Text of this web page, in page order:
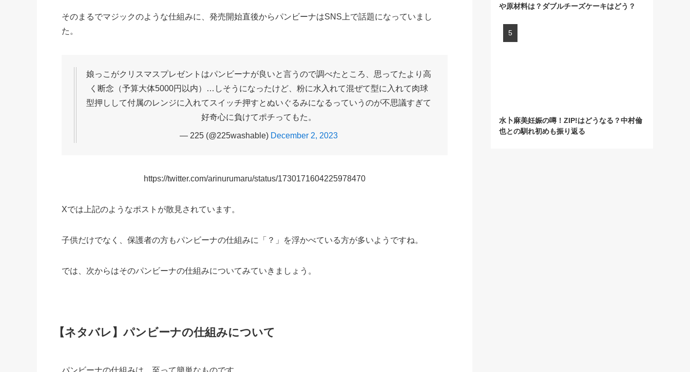
そのまるでマジックのような仕組みに、発売開始直後からパンビーナはSNS上で話題になっていまし
た。
娘っこがクリスマスプレゼントはパンビーナが良いと言うので調べたところ、思ってたより高
く断念（予算大体5000円以内）…しそうになったけど、粉に水入れて混ぜて型に入れて肉球
型押しして付属のレンジに入れてスイッチ押すとぬいぐるみになるっていうのが不思議すぎて
好奇心に負けてポチってもた。
— 225 (@225washable) December 2, 2023
https://twitter.com/arinurumaru/status/1730171604225978470
Xでは上記のようなポストが散見されています。
子供だけでなく、保護者の方もパンビーナの仕組みに「？」を浮かべている方が多いようですね。
では、次からはそのパンビーナの仕組みについてみていきましょう。
【ネタバレ】パンビーナの仕組みについて
パンビーナの仕組みは、至って簡単なものです。
や原材料は？ダブルチーズケーキはどう？
水卜麻美妊娠の噂！ZIP!はどうなる？中村倫
也との馴れ初めも振り返る